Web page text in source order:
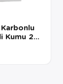
Kumu 20